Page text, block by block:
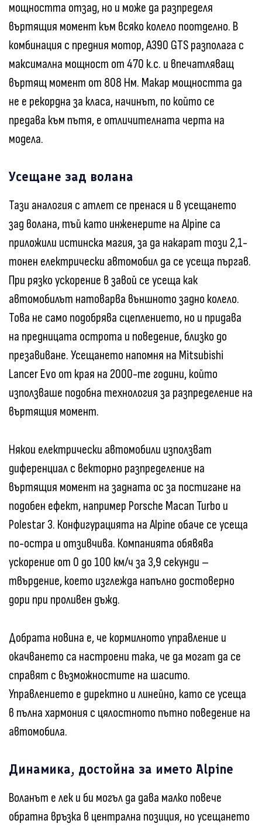
мощността отзад, но и може да разпределя
въртящия момент към всяко колело поотделно. В
комбинация с предния мотор, A390 GTS разполага с
максимална мощност от 470 к.с. и впечатляващ
въртящ момент от 808 Нм. Макар мощността да
не е рекордна за класа, начинът, по който се
предава към пътя, е отличителната черта на
модела.
Усещане зад волана
Тази аналогия с атлет се пренася и в усещането
зад волана, тъй като инженерите на Alpine са
приложили истинска магия, за да накарат този 2,1-
тонен електрически автомобил да се усеща пъргав.
При рязко ускорение в завой се усеща как
автомобилът натоварва външното задно колело.
Това не само подобрява сцеплението, но и придава
на предницата острота и поведение, близко до
презавиване. Усещането напомня на Mitsubishi
Lancer Evo от края на 2000-те години, който
използваше подобна технология за разпределение на
въртящия момент.
Някои електрически автомобили използват
диференциал с векторно разпределение на
въртящия момент на задната ос за постигане на
подобен ефект, например Porsche Macan Turbo и
Polestar 3. Конфигурацията на Alpine обаче се усеща
по-остра и отзивчива. Компанията обявява
ускорение от 0 до 100 км/ч за 3,9 секунди –
твърдение, което изглежда напълно достоверно
дори при проливен дъжд.
Добрата новина е, че кормилното управление и
окачването са настроени така, че да могат да се
справят с възможностите на шасито.
Управлението е директно и линейно, като се усеща
в пълна хармония с цялостното пътно поведение на
автомобила.
Динамика, достойна за името Alpine
Воланът е лек и би могъл да дава малко повече
обратна връзка в централна позиция, но усещането